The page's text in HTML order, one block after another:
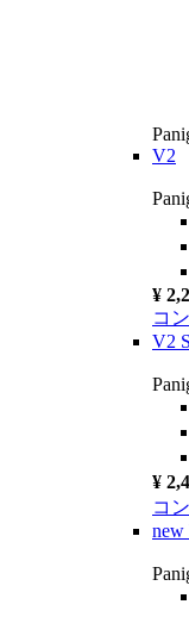
V2
¥
コ
V2 S
¥
コ
new